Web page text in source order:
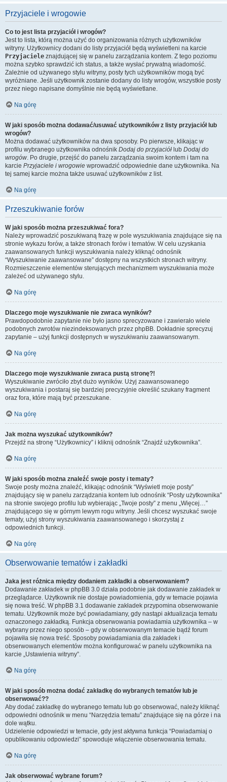
Przyjaciele i wrogowie
Co to jest lista przyjaciół i wrogów?
Jest to lista, którą można użyć do organizowania różnych użytkowników
witryny. Użytkownicy dodani do listy przyjaciół będą wyświetleni na karcie
Przyjaciele znajdującej się w panelu zarządzania kontem. Z tego poziomu
można szybko sprawdzić ich status, a także wysłać prywatną wiadomość.
Zależnie od używanego stylu witryny, posty tych użytkowników mogą być
wyróżniane. Jeśli użytkownik zostanie dodany do listy wrogów, wszystkie posty
przez niego napisane domyślnie nie będą wyświetlane.
Na górę
W jaki sposób można dodawać/usuwać użytkowników z listy przyjaciół lub
wrogów?
Można dodawać użytkowników na dwa sposoby. Po pierwsze, klikając w
profilu wybranego użytkownika odnośnik Dodaj do przyjaciół lub Dodaj do
wrogów. Po drugie, przejść do panelu zarządzania swoim kontem i tam na
karcie Przyjaciele i wrogowie wprowadzić odpowiednie dane użytkownika. Na
tej samej karcie można także usuwać użytkowników z list.
Na górę
Przeszukiwanie forów
W jaki sposób można przeszukiwać fora?
Należy wprowadzić poszukiwaną frazę w pole wyszukiwania znajdujące się na
stronie wykazu forów, a także stronach forów i tematów. W celu uzyskania
zaawansowanych funkcji wyszukiwania należy kliknąć odnośnik
“Wyszukiwanie zaawansowane” dostępny na wszystkich stronach witryny.
Rozmieszczenie elementów sterujących mechanizmem wyszukiwania może
zależeć od używanego stylu.
Na górę
Dlaczego moje wyszukiwanie nie zwraca wyników?
Prawdopodobnie zapytanie nie było jasno sprecyzowane i zawierało wiele
podobnych zwrotów niezindeksowanych przez phpBB. Dokładnie sprecyzuj
zapytanie – użyj funkcji dostępnych w wyszukiwaniu zaawansowanym.
Na górę
Dlaczego moje wyszukiwanie zwraca pustą stronę?!
Wyszukiwanie zwróciło zbyt dużo wyników. Użyj zaawansowanego
wyszukiwania i postaraj się bardziej precyzyjnie określić szukany fragment
oraz fora, które mają być przeszukane.
Na górę
Jak można wyszukać użytkowników?
Przejdź na stronę “Użytkownicy” i kliknij odnośnik “Znajdź użytkownika”.
Na górę
W jaki sposób można znaleźć swoje posty i tematy?
Swoje posty można znaleźć, klikając odnośnik “Wyświetl moje posty”
znajdujący się w panelu zarządzania kontem lub odnośnik “Posty użytkownika”
na stronie swojego profilu lub wybierając „Twoje posty” z menu „Więcej…”
znajdującego się w górnym lewym rogu witryny. Jeśli chcesz wyszukać swoje
tematy, użyj strony wyszukiwania zaawansowanego i skorzystaj z
odpowiednich funkcji.
Na górę
Obserwowanie tematów i zakładki
Jaka jest różnica między dodaniem zakładki a obserwowaniem?
Dodawanie zakładek w phpBB 3.0 działa podobnie jak dodawanie zakładek w
przeglądarce. Użytkownik nie dostaje powiadomienia, gdy w temacie pojawia
się nowa treść. W phpBB 3.1 dodawanie zakładek przypomina obserwowanie
tematu. Użytkownik może być powiadamiany, gdy nastąpi aktualizacja tematu
oznaczonego zakładką. Funkcja obserwowania powiadamia użytkownika – w
wybrany przez niego sposób – gdy w obserwowanym temacie bądź forum
pojawiła się nowa treść. Sposoby powiadamiania dla zakładek i
obserwowanych elementów można konfigurować w panelu użytkownika na
karcie „Ustawienia witryny”.
Na górę
W jaki sposób można dodać zakładkę do wybranych tematów lub je
obserwować??
Aby dodać zakładkę do wybranego tematu lub go obserwować, należy kliknąć
odpowiedni odnośnik w menu “Narzędzia tematu” znajdujące się na górze i na
dole wątku.
Udzielenie odpowiedzi w temacie, gdy jest aktywna funkcja “Powiadamiaj o
opublikowaniu odpowiedzi” spowoduje włączenie obserwowania tematu.
Na górę
Jak obserwować wybrane forum?